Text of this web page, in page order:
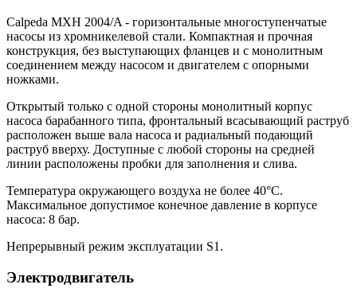
Calpeda MXH 2004/A - горизонтальные многоступенчатые
насосы из хромникелевой стали. Компактная и прочная
конструкция, без выступающих фланцев и с монолитным
соединением между насосом и двигателем с опорными
ножками.
Открытый только с одной стороны монолитный корпус
насоса барабанного типа, фронтальный всасывающий раструб
расположен выше вала насоса и радиальный подающий
раструб вверху. Доступные с любой стороны на средней
линии расположены пробки для заполнения и слива.
Температура окружающего воздуха не более 40°C.
Максимальное допустимое конечное давление в корпусе
насоса: 8 бар.
Непрерывный режим эксплуатации S1.
Электродвигатель